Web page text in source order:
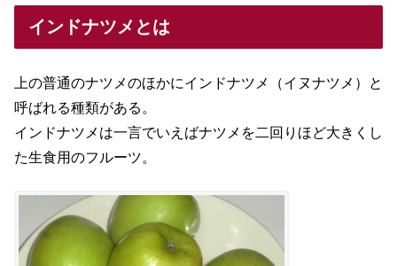
インドナツメとは
上の普通のナツメのほかにインドナツメ（イヌナツメ）と
呼ばれる種類がある。
インドナツメは一言でいえばナツメを二回りほど大きくし
た生食用のフルーツ。